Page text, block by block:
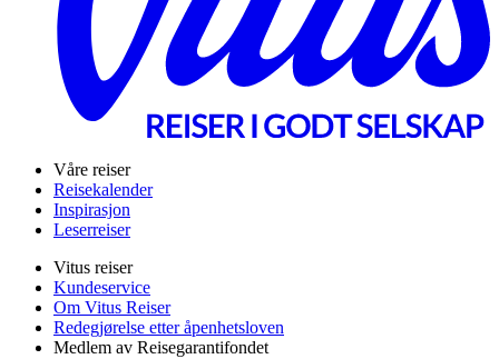
Våre reiser
Reisekalender
Inspirasjon
Leserreiser
Vitus reiser
Kundeservice
Om Vitus Reiser
Redegjørelse etter åpenhetsloven
Medlem av Reisegarantifondet